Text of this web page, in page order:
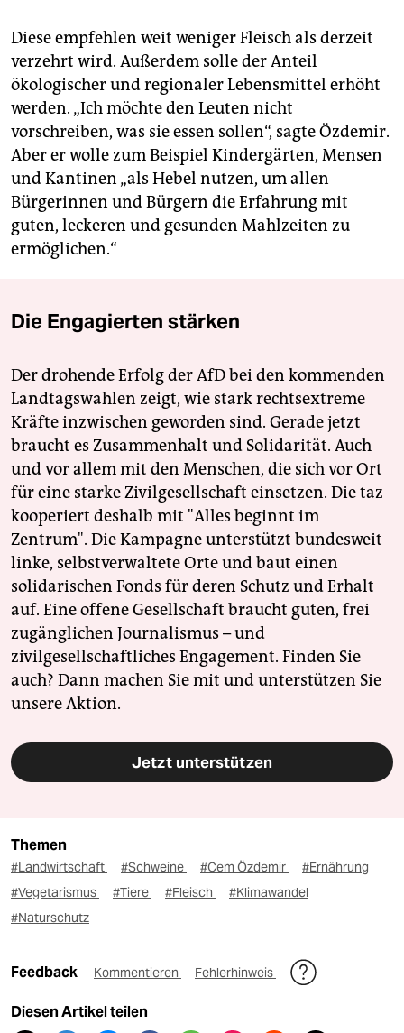
Diese empfehlen weit weniger Fleisch als derzeit
verzehrt wird. Außerdem solle der Anteil
ökologischer und regionaler Lebensmittel erhöht
werden. „Ich möchte den Leuten nicht
vorschreiben, was sie essen sollen“, sagte Özdemir.
Aber er wolle zum Beispiel Kindergärten, Mensen
und Kantinen „als Hebel nutzen, um allen
Bürgerinnen und Bürgern die Erfahrung mit
guten, leckeren und gesunden Mahlzeiten zu
ermöglichen.“
Die Engagierten stärken
Der drohende Erfolg der AfD bei den kommenden
Landtagswahlen zeigt, wie stark rechtsextreme
Kräfte inzwischen geworden sind. Gerade jetzt
braucht es Zusammenhalt und Solidarität. Auch
und vor allem mit den Menschen, die sich vor Ort
für eine starke Zivilgesellschaft einsetzen. Die taz
kooperiert deshalb mit "Alles beginnt im
Zentrum". Die Kampagne unterstützt bundesweit
linke, selbstverwaltete Orte und baut einen
solidarischen Fonds für deren Schutz und Erhalt
auf. Eine offene Gesellschaft braucht guten, frei
zugänglichen Journalismus – und
zivilgesellschaftliches Engagement. Finden Sie
auch? Dann machen Sie mit und unterstützen Sie
unsere Aktion.
Jetzt unterstützen
Themen
#Landwirtschaft #Schweine #Cem Özdemir
#Ernährung
#Vegetarismus
#Tiere #Fleisch
#Klimawandel
#Naturschutz
Feedback Kommentieren Fehlerhinweis
Diesen Artikel teilen